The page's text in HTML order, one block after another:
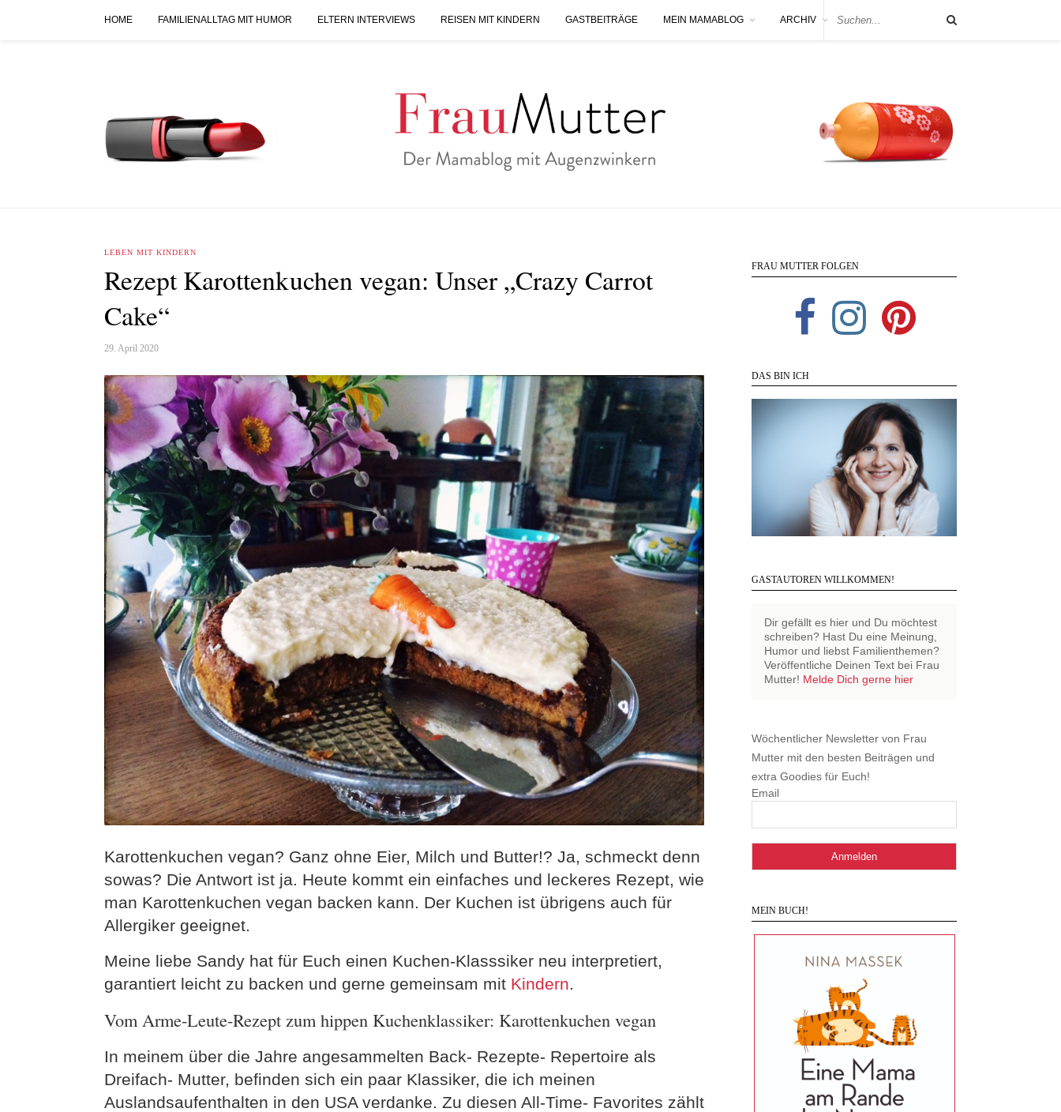
HOME FAMILIENALLTAG MIT HUMOR ELTERN INTERVIEWS REISEN MIT KINDERN GASTBEITRÄGE MEIN MAMABLOG ARCHIV
LEBEN MIT KINDERN
Rezept Karottenkuchen vegan: Unser „Crazy Carrot
Cake“
29. April 2020
Karottenkuchen vegan? Ganz ohne Eier, Milch und Butter!? Ja, schmeckt denn
sowas? Die Antwort ist ja. Heute kommt ein einfaches und leckeres Rezept, wie
man Karottenkuchen vegan backen kann. Der Kuchen ist übrigens auch für
Allergiker geeignet.
Meine liebe Sandy hat für Euch einen Kuchen-Klasssiker neu interpretiert,
garantiert leicht zu backen und gerne gemeinsam mit Kindern.
Vom Arme-Leute-Rezept zum hippen Kuchenklassiker: Karottenkuchen vegan
In meinem über die Jahre angesammelten Back- Rezepte- Repertoire als
Dreifach- Mutter, befinden sich ein paar Klassiker, die ich meinen
Auslandsaufenthalten in den USA verdanke. Zu diesen All-Time- Favorites zählt
FRAU MUTTER FOLGEN
DAS BIN ICH
GASTAUTOREN WILLKOMMEN!
Dir gefällt es hier und Du möchtest
schreiben? Hast Du eine Meinung,
Humor und liebst Familienthemen?
Veröffentliche Deinen Text bei Frau
Mutter! Melde Dich gerne hier
Wöchentlicher Newsletter von Frau
Mutter mit den besten Beiträgen und
extra Goodies für Euch!
Email
MEIN BUCH!